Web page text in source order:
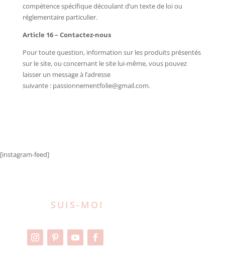
compétence spécifique découlant d’un texte de loi ou
réglementaire particulier.
Article 16 – Contactez-nous
Pour toute question, information sur les produits présentés
sur le site, ou concernant le site lui-même, vous pouvez
laisser un message à l’adresse
suivante : passionnementfolie@gmail.com.
[instagram-feed]
SUIS-MOI